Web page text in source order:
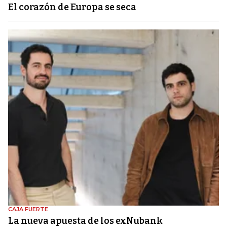
El corazón de Europa se seca
CAJA FUERTE
La nueva apuesta de los exNubank